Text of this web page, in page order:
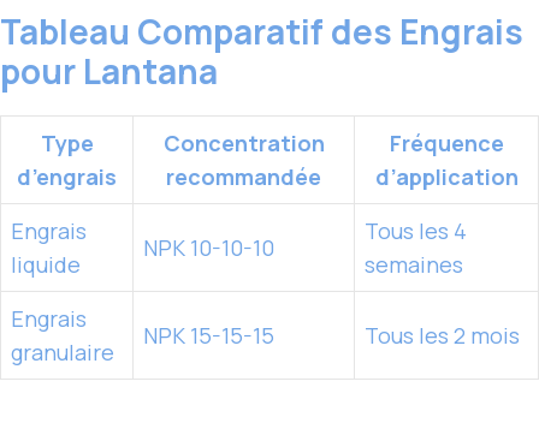
Tableau Comparatif des Engrais
pour Lantana
Type
d’engrais
Concentration
recommandée
Fréquence
d’application
Engrais
liquide
NPK 10-10-10
Tous les 4
semaines
Engrais
granulaire
NPK 15-15-15 Tous les 2 mois